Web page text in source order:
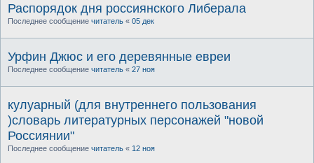
Распорядок дня россиянского Либерала
Последнее сообщение читатель « 05 дек
Урфин Джюс и его деревянные евреи
Последнее сообщение читатель « 27 ноя
кулуарный (для внутреннего пользования
)словарь литературных персонажей "новой
Россиянии"
Последнее сообщение читатель « 12 ноя